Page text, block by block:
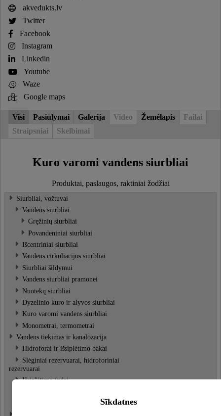
akvedukts.lv
Twitter
Facebook
Instagram
Linkedin
Youtube
Waze
Google maps
Visi Pasiūlymai Galerija Video Žemėlapis
Failai
Straipsniai
Skelbimai
Kuro varomi vandens siurbliai
Produktai, paslaugos, raktiniai žodžiai
Siurbliai, vožtuvai
Vandens siurbliai
Gręžinių siurbliai
Povandeniniai siurbliai
Išcentriniai siurbliai
Vandens cirkuliacijos siurbliai
Siurbliai šildymui
Vandens siurbliai pramonei
Nuotekų siurbliai
Dyzelinio kuro ir alyvos siurbliai
Kuro varomi vandens siurbliai
Monometrai, termometrai
Vandens tiekimas ir kanalozacija
Hidroforai ir išsiplėtimo bakai
Slėginiai rezervuarai, hidroforiniai
rezervuarai
Išsiplėtimo indai
Sīkdatnes